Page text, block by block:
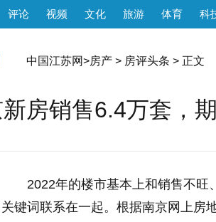
评论 视频 文化 旅游 体育 科
中国江苏网>房产 > 房评头条 > 正文
房销售6.4万套，
2022年的楼市基本上和销售不
关键词联系在一起。根据南京网上房